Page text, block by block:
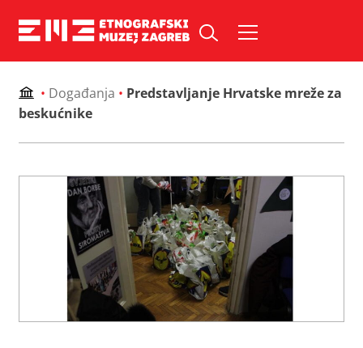
• Događanja • Predstavljanje Hrvatske mreže za
beskućnike